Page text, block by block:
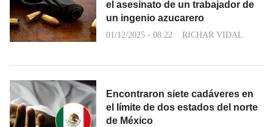
el asesinato de un trabajador de
un ingenio azucarero
01/12/2025 - 08:22 RICHAR VIDAL
Encontraron siete cadáveres en
el límite de dos estados del norte
de México